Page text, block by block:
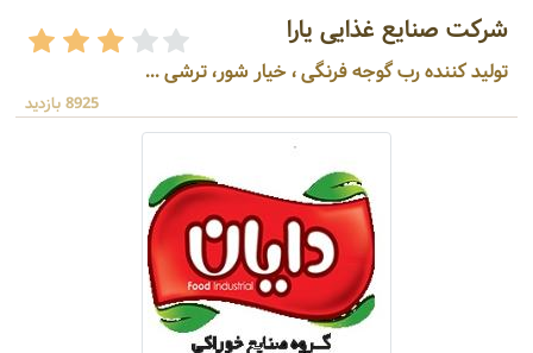
شرکت صنایع غذایی یارا
تولید کننده رب گوجه فرنگی ، خیار شور، ترشی ...
8925 بازدید